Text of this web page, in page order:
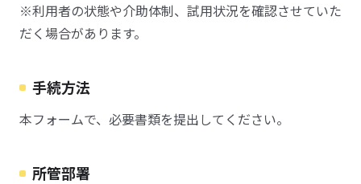
※利用者の状態や介助体制、試用状況を確認させていた
だく場合があります。
手続方法
本フォームで、必要書類を提出してください。
所管部署